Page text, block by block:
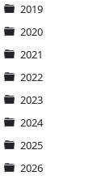
2019
2020
2021
2022
2023
2024
2025
2026